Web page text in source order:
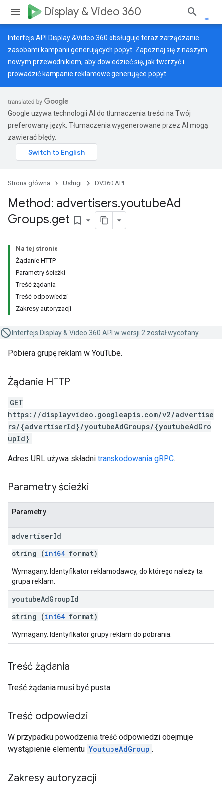
Display & Video 360
Interfejs API Display &Video 360 obsługuje teraz zarządzanie
zasobami kampanii generujących popyt. Zapoznaj się z naszym
nowym przewodnikiem, aby dowiedzieć się, jak tworzyć i
prowadzić kampanie reklamowe generujące popyt.
Google używa technologii AI do tłumaczenia treści na Twój
preferowany język. Tłumaczenia wygenerowane przez AI mogą
zawierać błędy.
Strona główna Usługi DV360 API
Method: advertisers.youtubeAd
Groups.get bookmark_border
Na tej stronie
Żądanie HTTP
Parametry ścieżki
Treść żądania
Treść odpowiedzi
Zakresy autoryzacji
Interfejs Display & Video 360 API w wersji 2 został wycofany.
Pobiera grupę reklam w YouTube.
Żądanie HTTP
GET
https://displayvideo.googleapis.com/v2/advertise
rs/{advertiserId}/youtubeAdGroups/{youtubeAdGro
upId}
Adres URL używa składni transkodowania gRPC.
Parametry ścieżki
Parametry
advertiserId
string (int64 format)
Wymagany. Identyfikator reklamodawcy, do którego należy ta
grupa reklam.
youtubeAdGroupId
string (int64 format)
Wymagany. Identyfikator grupy reklam do pobrania.
Treść żądania
Treść żądania musi być pusta.
Treść odpowiedzi
W przypadku powodzenia treść odpowiedzi obejmuje
wystąpienie elementu YoutubeAdGroup .
Zakresy autoryzacji